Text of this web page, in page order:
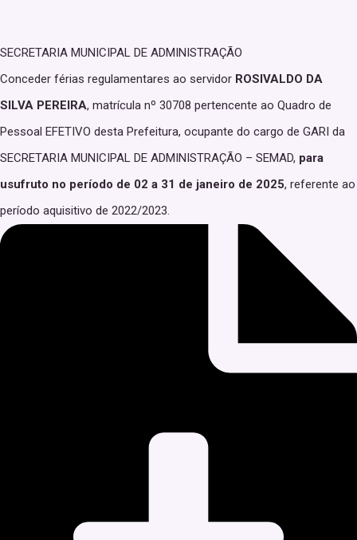
SECRETARIA MUNICIPAL DE ADMINISTRAÇÃO
Conceder férias regulamentares ao servidor ROSIVALDO DA
SILVA PEREIRA, matrícula nº 30708 pertencente ao Quadro de
Pessoal EFETIVO desta Prefeitura, ocupante do cargo de GARI da
SECRETARIA MUNICIPAL DE ADMINISTRAÇÃO – SEMAD, para
usufruto no período de 02 a 31 de janeiro de 2025, referente ao
período aquisitivo de 2022/2023.